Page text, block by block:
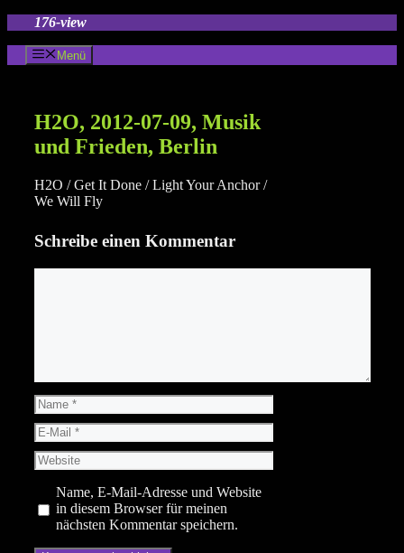
springen
176-view
Menü
H2O, 2012-07-09, Musik
und Frieden, Berlin
H2O / Get It Done / Light Your Anchor /
We Will Fly
Schreibe einen Kommentar
Name
E-
Mail
Website
Name, E-Mail-Adresse und Website
in diesem Browser für meinen
nächsten Kommentar speichern.